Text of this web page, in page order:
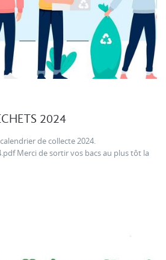
2024
de collecte 2024.
Merci de sortir vos bacs au plus tôt la